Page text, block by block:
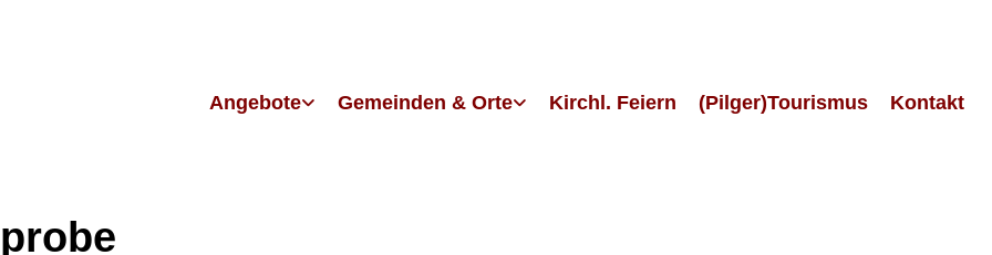
Angebote Gemeinden & Orte Kirchl. Feiern (Pilger)Tourismus Kontakt